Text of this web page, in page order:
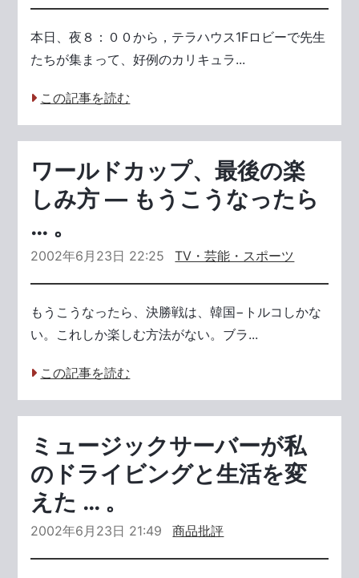
本日、夜８：００から，テラハウス1Fロビーで先生
たちが集まって、好例のカリキュラ...
この記事を読む
ワールドカップ、最後の楽
しみ方 ― もうこうなったら
… 。
2002年6月23日 22:25 TV・芸能・スポーツ
もうこうなったら、決勝戦は、韓国−トルコしかな
い。これしか楽しむ方法がない。ブラ...
この記事を読む
ミュージックサーバーが私
のドライビングと生活を変
えた … 。
2002年6月23日 21:49 商品批評